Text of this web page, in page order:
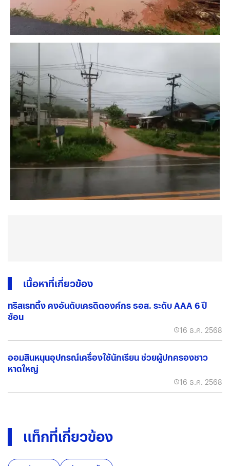
เนื้อหาที่เกี่ยวข้อง
ทริสเรทติ้ง คงอันดับเครดิตองค์กร ธอส. ระดับ AAA 6 ปี
ซ้อน
16 ธ.ค. 2568
ออมสินหนุนอุปกรณ์เครื่องใช้นักเรียน ช่วยผู้ปกครองชาว
หาดใหญ่
16 ธ.ค. 2568
แท็กที่เกี่ยวข้อง